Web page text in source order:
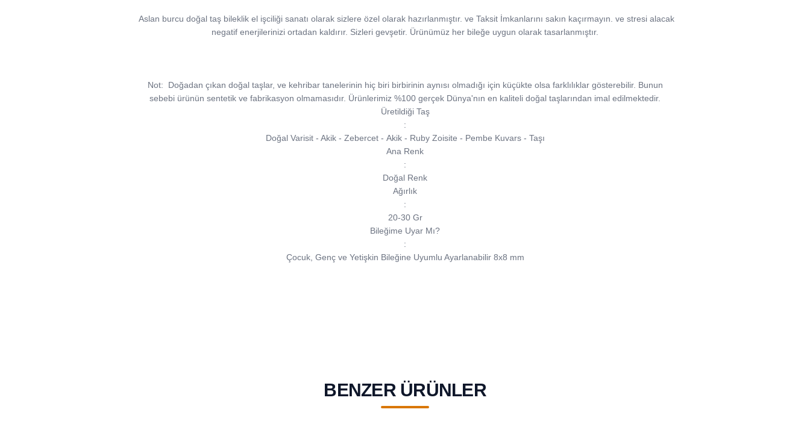
Aslan burcu doğal taş bileklik el işciliği sanatı olarak sizlere özel olarak hazırlanmıştır. ve Taksit İmkanlarını sakın kaçırmayın. ve stresi alacak
negatif enerjilerinizi ortadan kaldırır. Sizleri gevşetir. Ürünümüz her bileğe uygun olarak tasarlanmıştır.
Not: Doğadan çıkan doğal taşlar, ve kehribar tanelerinin hiç biri birbirinin aynısı olmadığı için küçükte olsa farklılıklar gösterebilir. Bunun
sebebi ürünün sentetik ve fabrikasyon olmamasıdır. Ürünlerimiz %100 gerçek Dünya'nın en kaliteli doğal taşlarından imal edilmektedir.
Üretildiği Taş
:
Doğal Varisit - Akik - Zebercet - Akik - Ruby Zoisite - Pembe Kuvars - Taşı
Ana Renk
:
Doğal Renk
Ağırlık
:
20-30 Gr
Bileğime Uyar Mı?
:
Çocuk, Genç ve Yetişkin Bileğine Uyumlu Ayarlanabilir 8x8 mm
BENZER ÜRÜNLER